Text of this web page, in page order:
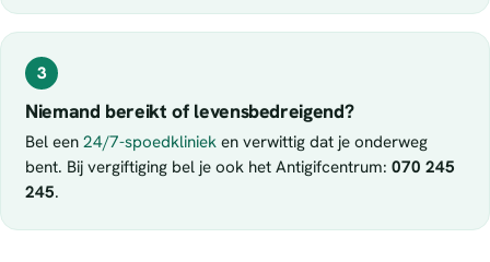
3
Niemand bereikt of levensbedreigend?
Bel een 24/7-spoedkliniek en verwittig dat je onderweg
bent. Bij vergiftiging bel je ook het Antigifcentrum: 070 245
245.